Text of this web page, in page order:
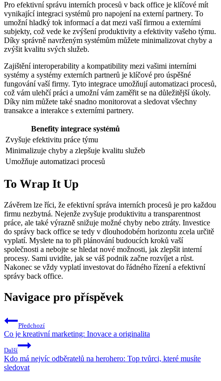
Pro efektivní správu interních procesů v back office je klíčové mít
vynikající integraci systémů pro napojení na externí partnery. To
umožní hladký tok informací a dat mezi vaší firmou a externími
subjekty, což vede ke zvýšení produktivity a efektivity vašeho týmu.
Díky správně navrženým systémům můžete minimalizovat chyby a
zvýšit kvalitu svých služeb.
Zajištění interoperability a kompatibility mezi vašimi interními
systémy a systémy externích partnerů je klíčové pro úspěšné
fungování vaší firmy. Tyto integrace umožňují automatizaci procesů,
což vám ulehčí práci a umožní vám zaměřit se na důležitější úkoly.
Díky nim můžete také snadno monitorovat a sledovat všechny
transakce a interakce s externími partnery.
Benefity integrace systémů
Zvyšuje efektivitu práce týmu
Minimalizuje chyby a zlepšuje kvalitu služeb
Umožňuje automatizaci procesů
To Wrap It Up
Závěrem lze říci, že efektivní správa interních procesů je pro každou
firmu nezbytná. Nejenže zvyšuje produktivitu a transparentnost
práce, ale také výrazně snižuje možné chyby nebo ztráty. Investice
do správy back office se tedy v dlouhodobém horizontu zcela určitě
vyplatí. Myslete na to při plánování budoucích kroků vaší
společnosti a nebojte se hledat nové možnosti, jak zlepšit interní
procesy. Sami uvidíte, jak se váš podnik začne rozvíjet a růst.
Nakonec se vždy vyplatí investovat do řádného řízení a efektivní
správy back office.
Navigace pro příspěvek
Předchozí
Co je kreativní marketing: Inovace a originalita
Další
Kdo má nejvíc odběratelů na herohero: Top tvůrci, které musíte
sledovat